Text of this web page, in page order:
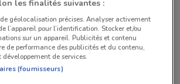
Paris
les finalités suivantes :
géolocalisation précises. Analyser activement
l’appareil pour l’identification. Stocker et/ou
sur un appareil. Publicités et contenu
de performance des publicités et du contenu,
développement de services.
(fournisseurs)